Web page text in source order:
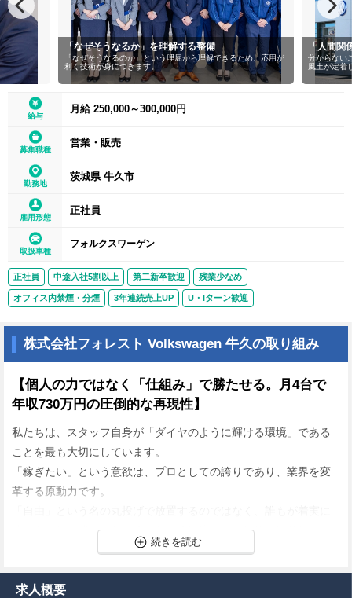
「なぜそうなるか」を理解する整備
「なぜそうなるのか」という理屈から理解できるため、応用が
利く技術が身につきます。
「人間関
分からない
風土が定着
給与
月給 250,000～300,000円
募集職種
営業・販売
勤務地
茨城県 牛久市
雇用形態
正社員
取扱車種
フォルクスワーゲン
正社員 中途入社5割以上 第二新卒歓迎 残業少なめ
オフィス内禁煙・分煙 3年連続売上UP U・Iターン歓迎
株式会社フォレスト Volkswagen 牛久の取り組み
【個人の力ではなく「仕組み」で勝たせる。月4台で
年収730万円の圧倒的な再現性】
私たちは、スタッフ自身が「ダイヤのように輝ける環境」である
ことを最も大切にしています。
「稼ぎたい」という意欲は、プロとしての誇りであり、業界を変
革する原動力です。
成果を出し、豊かになれる「勝てる環境」を具体的に用意してい
✅成果がダイレクトに給与へ反映される「透明な評価
求人概要